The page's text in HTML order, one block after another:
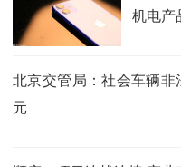
机电产
北京交管局：社会车辆
元